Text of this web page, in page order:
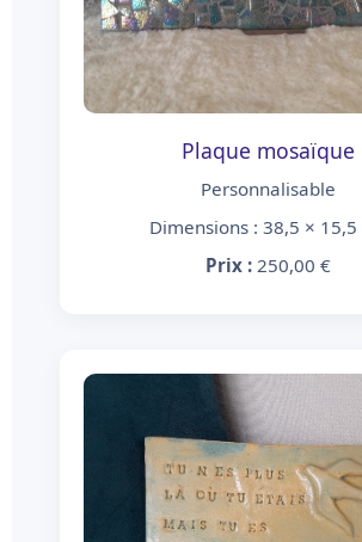
Plaque mosaïque
Personnalisable
Dimensions : 38,5 × 15,5
Prix :250,00 €